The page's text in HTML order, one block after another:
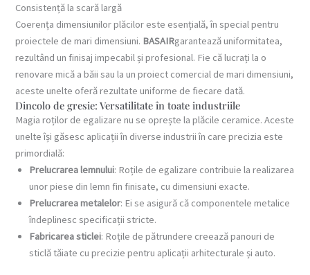
Consistență la scară largă
Coerența dimensiunilor plăcilor este esențială, în special pentru
proiectele de mari dimensiuni. BASAIRgarantează uniformitatea,
rezultând un finisaj impecabil și profesional. Fie că lucrați la o
renovare mică a băii sau la un proiect comercial de mari dimensiuni,
aceste unelte oferă rezultate uniforme de fiecare dată.
Dincolo de gresie: Versatilitate în toate industriile
Magia roților de egalizare nu se oprește la plăcile ceramice. Aceste
unelte își găsesc aplicații în diverse industrii în care precizia este
primordială:
Prelucrarea lemnului: Roțile de egalizare contribuie la realizarea
unor piese din lemn fin finisate, cu dimensiuni exacte.
Prelucrarea metalelor: Ei se asigură că componentele metalice
îndeplinesc specificații stricte.
Fabricarea sticlei: Roțile de pătrundere creează panouri de
sticlă tăiate cu precizie pentru aplicații arhitecturale și auto.